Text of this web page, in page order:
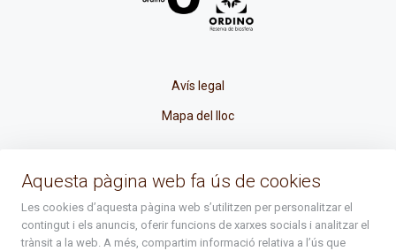
Avís legal
Mapa del lloc
atenciociutadana@ordino.ad
+376 878 100
Aquesta pàgina web fa ús de cookies
Les cookies d’aquesta pàgina web s’utilitzen per personalitzar el
contingut i els anuncis, oferir funcions de xarxes socials i analitzar el
trànsit a la web. A més, compartim informació relativa a l’ús que